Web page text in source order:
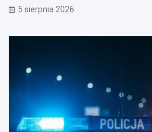
5 sierpnia 2026